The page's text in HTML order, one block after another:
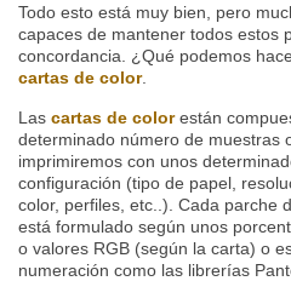
Todo esto está muy bien, pero
capaces de mantener todos estos
concordancia. ¿Qué podemos
cartas de color.
Las cartas de colorestán
determinado número de muestras
imprimiremos con unos
configuración (tipo de papel,
color, perfiles, etc..). Cada parche
está formulado según unos
o valores RGB (según la carta) o
numeración como las librerías